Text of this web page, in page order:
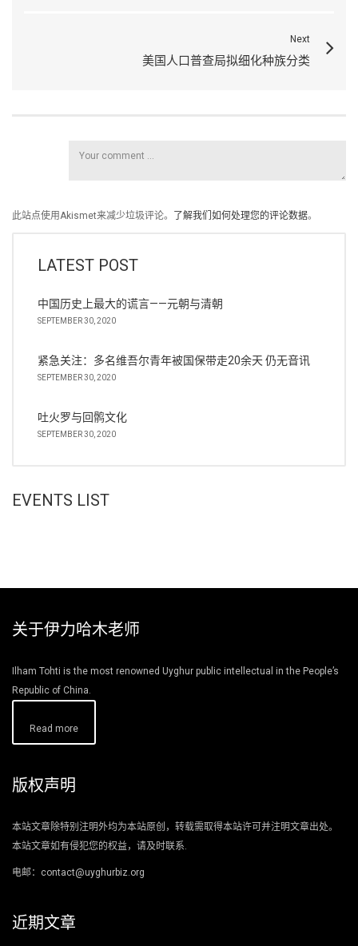
Next
美国人口普查局拟细化种族分类
此站点使用Akismet来减少垃圾评论。 了解我们如何处理您的评论数据。
LATEST POST
中国历史上最大的谎言——元朝与清朝
SEPTEMBER 30, 2020
紧急关注：多名维吾尔青年被国保带走20余天 仍无音讯
SEPTEMBER 30, 2020
吐火罗与回鹘文化
SEPTEMBER 30, 2020
EVENTS LIST
关于伊力哈木老师
Ilham Tohti is the most renowned Uyghur public intellectual in the People’s
Republic of China.
Read more
版权声明
本站文章除特别注明外均为本站原创，转载需取得本站许可并注明文章出处。
本站文章如有侵犯您的权益，请及时联系.
电邮：contact@uyghurbiz.org
近期文章